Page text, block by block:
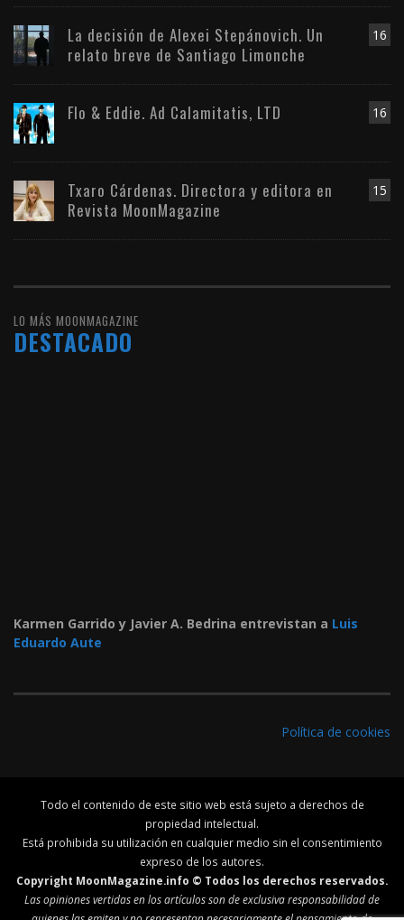
16
La decisión de Alexei Stepánovich. Un
relato breve de Santiago Limonche
16
Flo & Eddie. Ad Calamitatis, LTD
15
Txaro Cárdenas. Directora y editora en
Revista MoonMagazine
LO MÁS MOONMAGAZINE
DESTACADO
Karmen Garrido y Javier A. Bedrina entrevistan a Luis
Eduardo Aute
Política de cookies
Todo el contenido de este sitio web está sujeto a derechos de
propiedad intelectual.
Está prohibida su utilización en cualquier medio sin el consentimiento
expreso de los autores.
Copyright MoonMagazine.info © Todos los derechos reservados.
Las opiniones vertidas en los artículos son de exclusiva responsabilidad de